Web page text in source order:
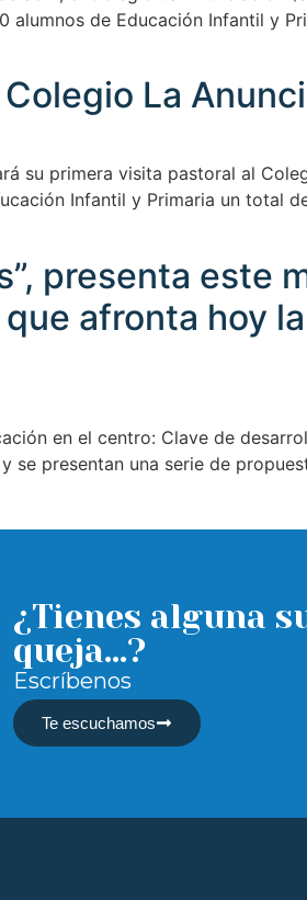
de Educación Infantil y
La
su primera visita pastoral al
Infantil y Primaria un total
presenta este
afronta hoy
en el centro: Clave de
presentan una serie de
¿Tienes alguna
queja...?
Escríbenos
Te escuchamos